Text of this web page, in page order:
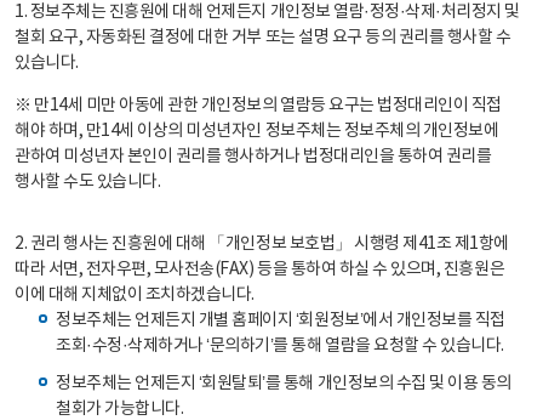
1. 정보주체는 진흥원에 대해 언제든지 개인정보 열람·정정·삭제·처리정지 및
철회 요구, 자동화된 결정에 대한 거부 또는 설명 요구 등의 권리를 행사할 수
있습니다.
※ 만14세 미만 아동에 관한 개인정보의 열람등 요구는 법정대리인이 직접
해야 하며, 만14세 이상의 미성년자인 정보주체는 정보주체의 개인정보에
관하여 미성년자 본인이 권리를 행사하거나 법정대리인을 통하여 권리를
행사할 수도 있습니다.
2. 권리 행사는 진흥원에 대해 「개인정보 보호법」 시행령 제41조 제1항에
따라 서면, 전자우편, 모사전송(FAX) 등을 통하여 하실 수 있으며, 진흥원은
이에 대해 지체없이 조치하겠습니다.
정보주체는 언제든지 개별 홈페이지 ‘회원정보’에서 개인정보를 직접
조회·수정·삭제하거나 ‘문의하기’를 통해 열람을 요청할 수 있습니다.
정보주체는 언제든지 ‘회원탈퇴’를 통해 개인정보의 수집 및 이용 동의
철회가 가능합니다.